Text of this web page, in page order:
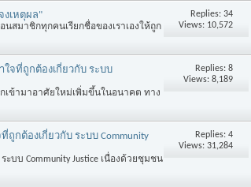
งเหตุผล"
นสมาชิกทุกคนเรียกชื่อของเราเองให้ถูก
Replies: 34
Views: 10,572
จที่ถูกต้องเกี่ยวกับ ระบบ
เข้ามาอาศัยใหม่เพิ่มขึ้นในอนาคต ทาง
Replies: 8
Views: 8,189
กต้องเกี่ยวกับ ระบบ Community
บบ Community Justice เนื่องด้วยชุมชน
Replies: 4
Views: 31,284